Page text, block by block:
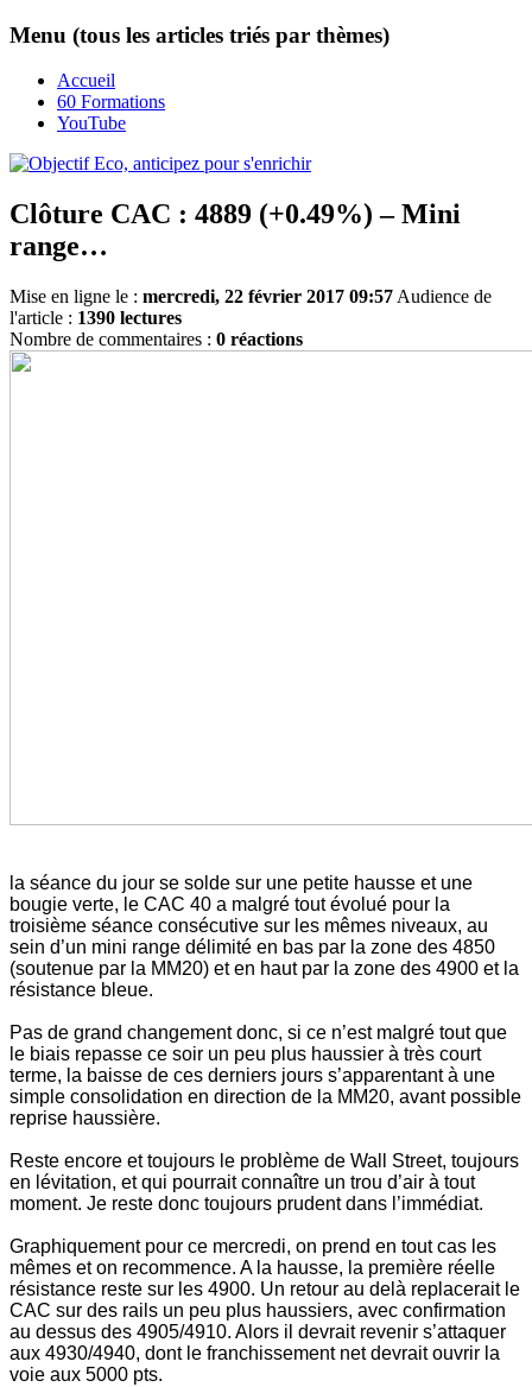
Menu (tous les articles triés par thèmes)
Accueil
60 Formations
YouTube
Clôture CAC : 4889 (+0.49%) – Mini
range…
Mise en ligne le : mercredi, 22 février 2017 09:57 Audience de
l'article : 1390 lectures
Nombre de commentaires : 0 réactions
la séance du jour se solde sur une petite hausse et une
bougie verte, le CAC 40 a malgré tout évolué pour la
troisième séance consécutive sur les mêmes niveaux, au
sein d’un mini range délimité en bas par la zone des 4850
(soutenue par la MM20) et en haut par la zone des 4900 et la
résistance bleue.
Pas de grand changement donc, si ce n’est malgré tout que
le biais repasse ce soir un peu plus haussier à très court
terme, la baisse de ces derniers jours s’apparentant à une
simple consolidation en direction de la MM20, avant possible
reprise haussière.
Reste encore et toujours le problème de Wall Street, toujours
en lévitation, et qui pourrait connaître un trou d’air à tout
moment. Je reste donc toujours prudent dans l’immédiat.
Graphiquement pour ce mercredi, on prend en tout cas les
mêmes et on recommence. A la hausse, la première réelle
résistance reste sur les 4900. Un retour au delà replacerait le
CAC sur des rails un peu plus haussiers, avec confirmation
au dessus des 4905/4910. Alors il devrait revenir s’attaquer
aux 4930/4940, dont le franchissement net devrait ouvrir la
voie aux 5000 pts.